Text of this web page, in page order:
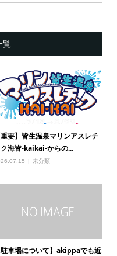
覧
重要】皆生温泉マリンアスレチ
ク海皆-kaikai-からの...
未分類
駐車場について】akippaでも近